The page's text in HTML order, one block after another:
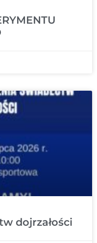
dojrzałości